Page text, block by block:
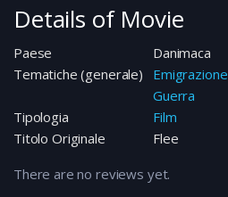
Details of Movie
Paese
Danimaca
Tematiche (generale)
Emigrazione
Guerra
Tipologia
Film
Titolo Originale
Flee
There are no reviews yet.